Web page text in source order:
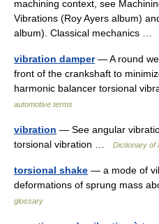
machining context, see
Vibrations (Roy Ayers album)
album). Classical mechanics …
vibration damper— A round
front of the crankshaft to
harmonic balancer torsional
automotive terms
vibration — See angular
torsional vibration …
Dictionary of
torsional shake — a mode of
deformations of sprung mass
glossary